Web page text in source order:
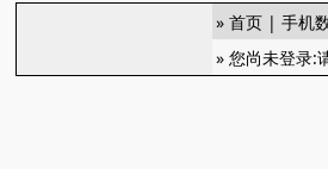
»首页 |手机
» 您尚未登录: